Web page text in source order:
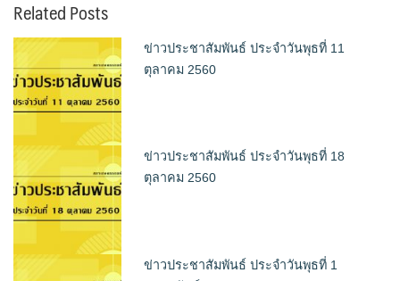
Related Posts
ข่าวประชาสัมพันธ์ ประจำวันพุธที่ 11
ตุลาคม 2560
ข่าวประชาสัมพันธ์ ประจำวันพุธที่ 18
ตุลาคม 2560
ข่าวประชาสัมพันธ์ ประจำวันพุธที่ 1